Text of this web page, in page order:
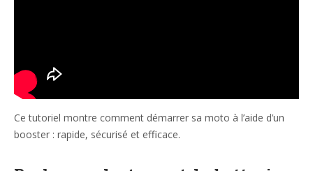
Ce tutoriel montre comment démarrer sa moto à l’aide d’un
booster : rapide, sécurisé et efficace.